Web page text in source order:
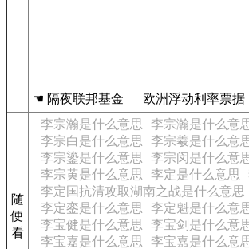
☚ 隔夜联邦基金 欧洲浮动利率票
随
便
看
李宗瀚是什么意思 李宗瀚是什么意
李宗白是什么意思
李宗羲是什么意
李宗鎏是什么意思
李宗闵是什么意
李宗黄是什么意思
李定是什么意思
李定国抗清攻取湖南之战是什么意思
李定銮是什么意思
李定魁是什么意
李宝健是什么意思
李宝剑是什么意
李宝嘉是什么意思
李宝嘉是什么意